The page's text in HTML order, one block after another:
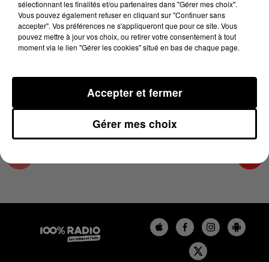
LES INFOS DU GRAND TOULOUSE DU
28/12/2023 À 07H59
Podcasts infos du grand Toulouse
sélectionnant les finalités et/ou partenaires dans "Gérer mes choix".
Vous pouvez également refuser en cliquant sur "Continuer sans
accepter". Vos préférences ne s'appliqueront que pour ce site. Vous
pouvez mettre à jour vos choix, ou retirer votre consentement à tout
moment via le lien "Gérer les cookies" situé en bas de chaque page.
Gérer mes choix
Accepter et fermer